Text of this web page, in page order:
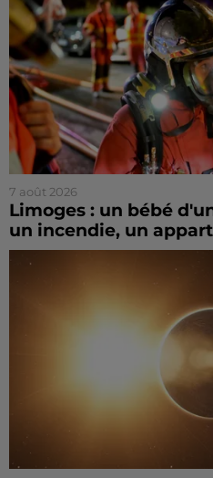
7 août 2026
Limoges : un bébé
un incendie, un